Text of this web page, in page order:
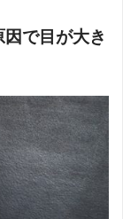
で目が大き